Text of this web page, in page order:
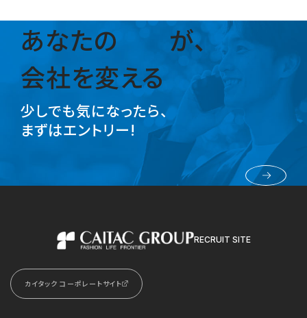
あなたの
が、
会社を変える
少しでも気になったら、
まずはエントリー!
RECRUIT SITE
カイタック コーポレートサイト